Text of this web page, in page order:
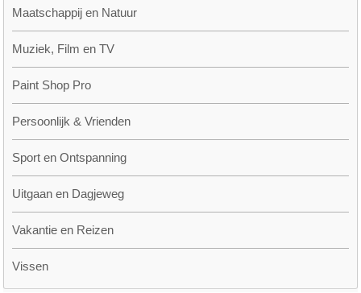
Maatschappij en Natuur
Muziek, Film en TV
Paint Shop Pro
Persoonlijk & Vrienden
Sport en Ontspanning
Uitgaan en Dagjeweg
Vakantie en Reizen
Vissen